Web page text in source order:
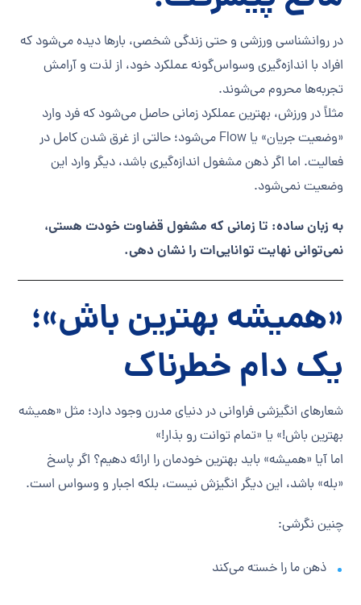
در روانشناسی ورزشی و حتی زندگی شخصی، بارها دیده می‌شود که
افراد با اندازه‌گیری وسواس‌گونه عملکرد خود، از لذت و آرامش
تجربه‌ها محروم می‌شوند.
مثلاً در ورزش، بهترین عملکرد زمانی حاصل می‌شود که فرد وارد
«وضعیت جریان» یا Flow می‌شود؛ حالتی از غرق شدن کامل در
فعالیت. اما اگر ذهن مشغول اندازه‌گیری باشد، دیگر وارد این
وضعیت نمی‌شود.
به زبان ساده: تا زمانی که مشغول قضاوت خودت هستی،
نمی‌توانی نهایت توانایی‌ات را نشان دهی.
«همیشه بهترین باش»؛
یک دام خطرناک
شعارهای انگیزشی فراوانی در دنیای مدرن وجود دارد؛ مثل «همیشه
بهترین باش!» یا «تمام توانت رو بذار!»
اما آیا «همیشه» باید بهترین خودمان را ارائه دهیم؟ اگر پاسخ
«بله» باشد، این دیگر انگیزش نیست، بلکه اجبار و وسواس است.
چنین نگرشی:
ذهن ما را خسته می‌کند